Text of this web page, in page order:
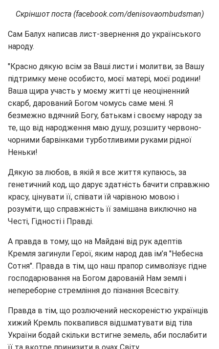
Скріншот поста (facebook.com/denisovaombudsman)
Сам Балух написав лист-звернення до українського
народу.
"Красно дякую всім за Ваші листи і молитви, за Вашу
підтримку мене особисто, моєї матері, моєї родини!
Ваша щира участь у моєму житті це неоціненний
скарб, дарований Богом чомусь саме мені. Я
безмежно вдячний Богу, батькам і своєму народу за
те, що від народження маю душу, розшиту червоно-
чорними барвінками турботливими руками рідної
Неньки!
Дякую за любов, в якій я все життя купаюсь, за
генетичний код, що дарує здатність бачити справжню
красу, цінувати її, співати їй чарівною мовою і
розуміти, що справжність її замішана виключно на
Честі, Гідності і Правді.
А правда в тому, що на Майдані від рук адептів
Кремля загинули Герої, яким народ дав ім’я "Небесна
Сотня". Правда в тім, що наш прапор символізує гідне
господарювання на Богом дарованій Нам землі і
непереборне стремління до пізнання Всесвіту.
Правда в тім, що розлючений нескореністю українців
хижий Кремль поквапився відшматувати від тіла
України бодай скільки встигне земель, аби послабити